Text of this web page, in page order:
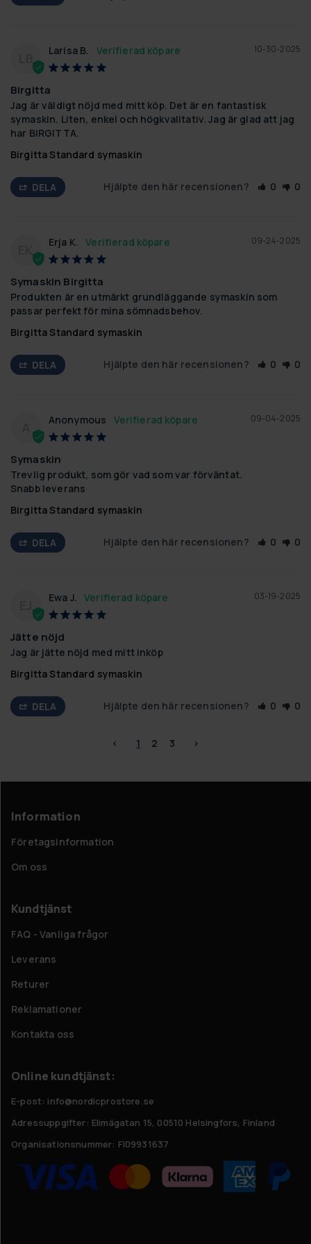
10-30-2025
Larisa B.
Birgitta
Jag är väldigt nöjd med mitt köp. Det är en fantastisk
symaskin. Liten, enkel och högkvalitativ. Jag är glad att jag
har BIRGITTA.
Birgitta Standard symaskin
DELA Hjälpte den här recensionen? 0 0
09-24-2025
Erja K.
Symaskin Birgitta
Produkten är en utmärkt grundläggande symaskin som
passar perfekt för mina sömnadsbehov.
Birgitta Standard symaskin
DELA Hjälpte den här recensionen? 0 0
09-04-2025
Anonymous
Symaskin
Trevlig produkt, som gör vad som var förväntat.
Snabb leverans
Birgitta Standard symaskin
DELA Hjälpte den här recensionen? 0 0
03-19-2025
Ewa J.
Jätte nöjd
Jag är jätte nöjd med mitt inköp
Birgitta Standard symaskin
DELA Hjälpte den här recensionen? 0 0
< 1 2 3 >
Information
Företagsinformation
Om oss
Kundtjänst
FAQ - Vanliga frågor
Leverans
Returer
Reklamationer
Kontakta oss
Online kundtjänst:
E-post: info@nordicprostore.se
Adressuppgifter: Elimägatan 15, 00510 Helsingfors, Finland
Organisationsnummer: FI09931637